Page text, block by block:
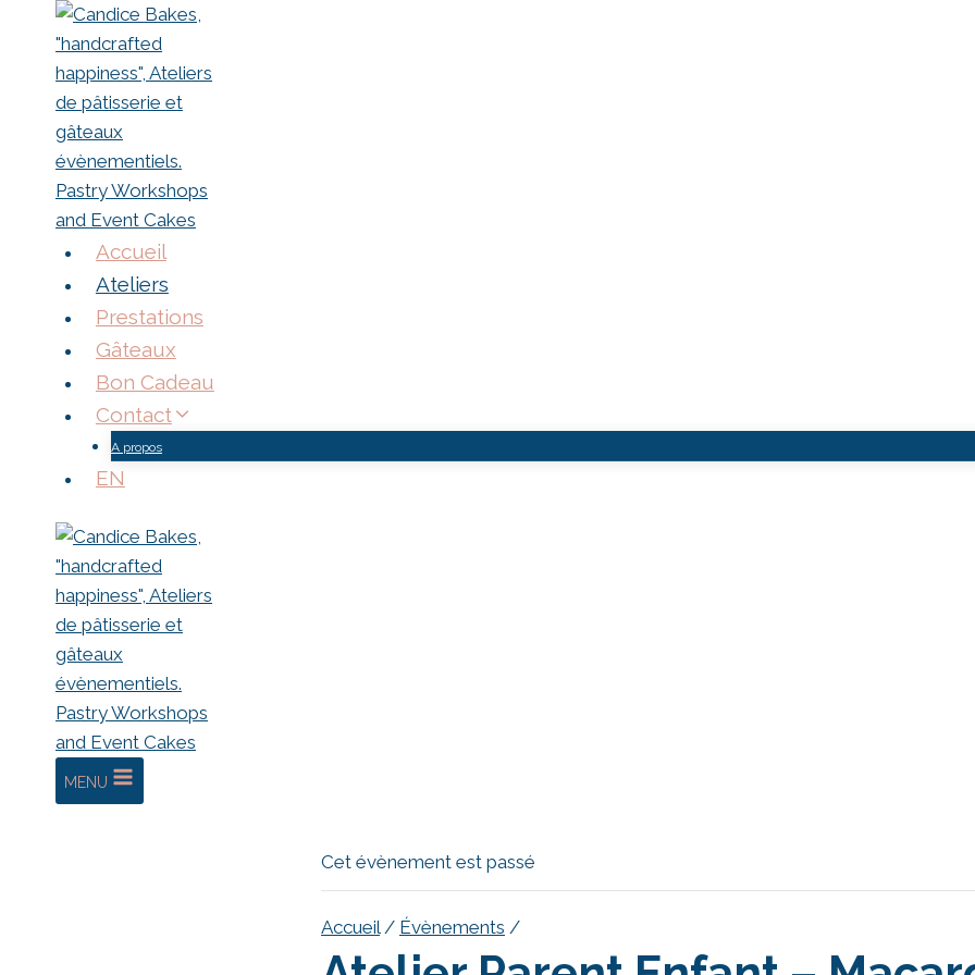
contenu
Accueil
Ateliers
Prestations
Gâteaux
Bon Cadeau
Contact
A propos
EN
MENU
Cet évènement est passé
Accueil / Évènements /